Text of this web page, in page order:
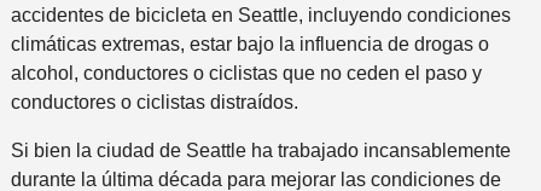
*
accidentes de bicicleta en Seattle, incluyendo condiciones
climáticas extremas, estar bajo la influencia de drogas o
alcohol, conductores o ciclistas que no ceden el paso y
conductores o ciclistas distraídos.
Si bien la ciudad de Seattle ha trabajado incansablemente
durante la última década para mejorar las condiciones de